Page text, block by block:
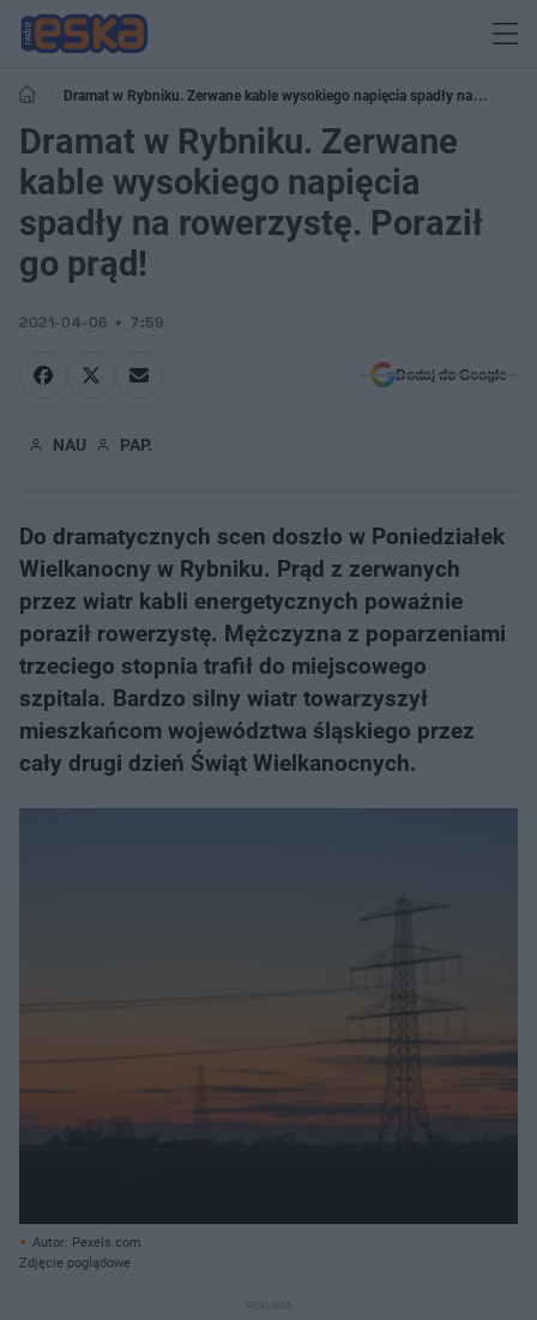
Dramat w Rybniku. Zerwane kable wysokiego napięcia spadły na
rowerzystę. Poraził go prąd!
Dramat w Rybniku. Zerwane
kable wysokiego napięcia
spadły na rowerzystę. Poraził
go prąd!
2021-04-06 7:59
Dodaj do Google
NAU PAP.
Do dramatycznych scen doszło w Poniedziałek
Wielkanocny w Rybniku. Prąd z zerwanych
przez wiatr kabli energetycznych poważnie
poraził rowerzystę. Mężczyzna z poparzeniami
trzeciego stopnia trafił do miejscowego
szpitala. Bardzo silny wiatr towarzyszył
mieszkańcom województwa śląskiego przez
cały drugi dzień Świąt Wielkanocnych.
Autor: Pexels.com
Zdjęcie poglądowe